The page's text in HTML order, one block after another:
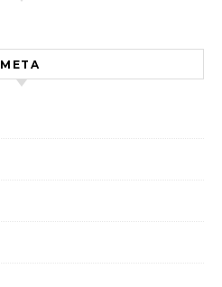
META